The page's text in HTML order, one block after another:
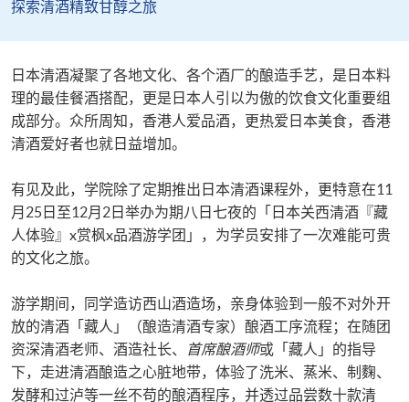
探索清酒精致甘醇之旅
日本清酒凝聚了各地文化、各个酒厂的酿造手艺，是日本料
理的最佳餐酒搭配，更是日本人引以为傲的饮食文化重要组
成部分。众所周知，香港人爱品酒，更热爱日本美食，香港
清酒爱好者也就日益增加。
有见及此，学院除了定期推出日本清酒课程外，更特意在11
月25日至12月2日举办为期八日七夜的「日本关西清酒『藏
人体验』x赏枫x品酒游学团」，为学员安排了一次难能可贵
的文化之旅。
游学期间，同学造访西山酒造场，亲身体验到一般不对外开
放的清酒「藏人」（酿造清酒专家）酿酒工序流程；在随团
资深清酒老师、酒造社长、
首席酿酒师或「藏人」的指导
下，走进清酒酿造之心脏地带，体验了洗米、蒸米、制麴、
发酵和过泸等一丝不苟的酿酒程序，并透过品尝数十款清